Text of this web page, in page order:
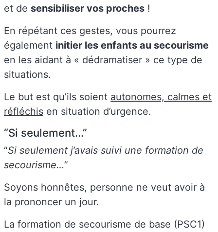
et de sensibiliser vos proches !
En répétant ces gestes, vous pourrez
également initier les enfants au secourisme
en les aidant à « dédramatiser » ce type de
situations.
Le but est qu’ils soient autonomes, calmes et
réfléchis en situation d’urgence.
“Si seulement…”
“Si seulement j’avais suivi une formation de
secourisme…”
Soyons honnêtes, personne ne veut avoir à
la prononcer un jour.
La formation de secourisme de base (PSC1)